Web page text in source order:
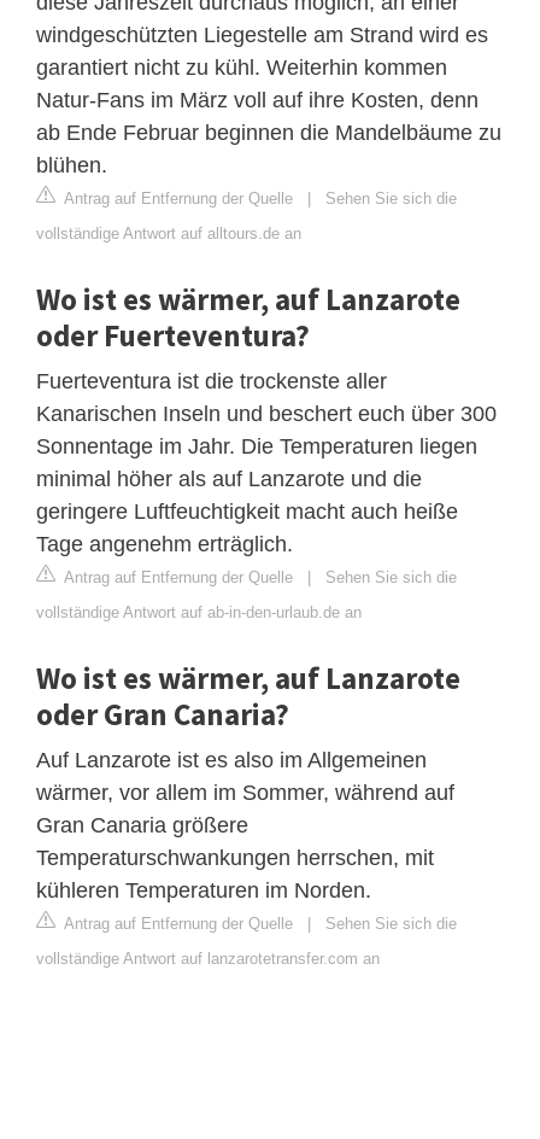
windgeschützten Liegestelle am Strand wird es
garantiert nicht zu kühl. Weiterhin kommen
Natur-Fans im März voll auf ihre Kosten, denn
ab Ende Februar beginnen die Mandelbäume zu
blühen.
Antrag auf Entfernung der Quelle | Sehen Sie sich die
vollständige Antwort auf alltours.de an
Wo ist es wärmer, auf Lanzarote
oder Fuerteventura?
Fuerteventura ist die trockenste aller
Kanarischen Inseln und beschert euch über 300
Sonnentage im Jahr. Die Temperaturen liegen
minimal höher als auf Lanzarote und die
geringere Luftfeuchtigkeit macht auch heiße
Tage angenehm erträglich.
Antrag auf Entfernung der Quelle | Sehen Sie sich die
vollständige Antwort auf ab-in-den-urlaub.de an
Wo ist es wärmer, auf Lanzarote
oder Gran Canaria?
Auf Lanzarote ist es also im Allgemeinen
wärmer, vor allem im Sommer, während auf
Gran Canaria größere
Temperaturschwankungen herrschen, mit
kühleren Temperaturen im Norden.
Antrag auf Entfernung der Quelle | Sehen Sie sich die
vollständige Antwort auf lanzarotetransfer.com an